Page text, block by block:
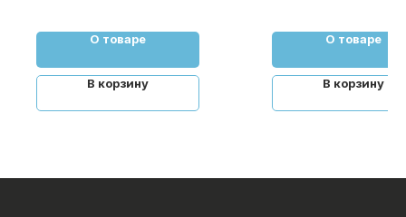
срочные сроки, бесплатная
листовок, визиток, брошюр и
другой полиграфии.
О товаре
В корзину
О товаре
В корзину